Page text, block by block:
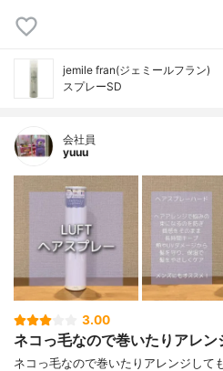
jemile fran(ジェミールフラン)
スプレーSD
会社員
yuuu
3.00
ネコっ毛なので巻いたりアレン
ネコっ毛なので巻いたりアレンジして